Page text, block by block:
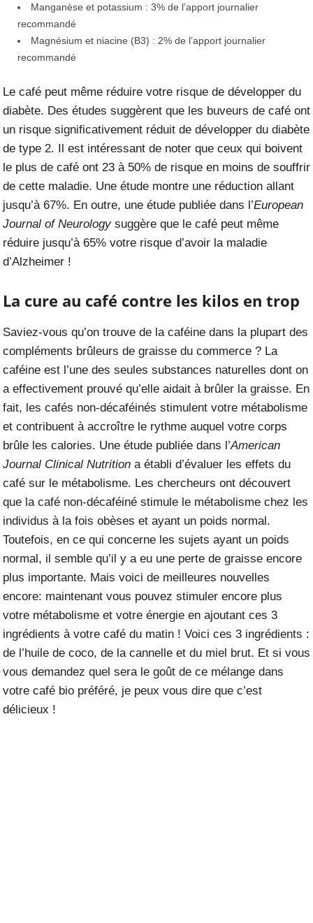
Manganèse et potassium : 3% de l’apport journalier
recommandé
Magnésium et niacine (B3) : 2% de l’apport journalier
recommandé
Le café peut même réduire votre risque de développer du
diabète. Des études suggèrent que les buveurs de café ont
un risque significativement réduit de développer du diabète
de type 2. Il est intéressant de noter que ceux qui boivent
le plus de café ont 23 à 50% de risque en moins de souffrir
de cette maladie. Une étude montre une réduction allant
jusqu’à 67%. En outre, une étude publiée dans l’European
Journal of Neurologysuggère que le café peut même
réduire jusqu’à 65% votre risque d’avoir la maladie
d’Alzheimer !
La cure au café contre les kilos en trop
Saviez-vous qu’on trouve de la caféine dans la plupart des
compléments brûleurs de graisse du commerce ? La
caféine est l’une des seules substances naturelles dont on
a effectivement prouvé qu’elle aidait à brûler la graisse. En
fait, les cafés non-décaféinés stimulent votre métabolisme
et contribuent à accroître le rythme auquel votre corps
brûle les calories. Une étude publiée dans l’American
Journal Clinical Nutrition a établi d’évaluer les effets du
café sur le métabolisme. Les chercheurs ont découvert
que la café non-décaféiné stimule le métabolisme chez les
individus à la fois obèses et ayant un poids normal.
Toutefois, en ce qui concerne les sujets ayant un poids
normal, il semble qu’il y a eu une perte de graisse encore
plus importante. Mais voici de meilleures nouvelles
encore: maintenant vous pouvez stimuler encore plus
votre métabolisme et votre énergie en ajoutant ces 3
ingrédients à votre café du matin ! Voici ces 3 ingrédients :
de l’huile de coco, de la cannelle et du miel brut. Et si vous
vous demandez quel sera le goût de ce mélange dans
votre café bio préféré, je peux vous dire que c’est
délicieux !